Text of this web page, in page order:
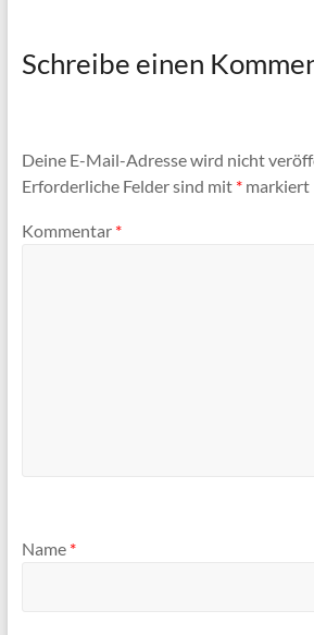
Schreibe einen
Deine E-Mail-Adresse wird nicht
Erforderliche Felder sind mit *markiert
Kommentar *
Name *